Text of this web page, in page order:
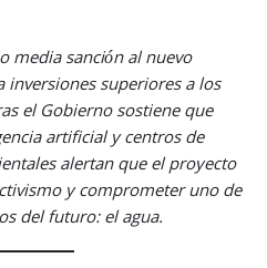
media sanción al nuevo
superiores a los
el Gobierno sostiene que
artificial y centros de
alertan que el proyecto
y comprometer uno de
del futuro: el agua.